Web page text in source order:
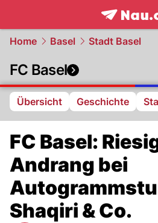
frontpage.
Home Basel Stadt Basel
FC Basel
Übersicht Geschichte
FC Basel:
Andrang bei
Shaqiri & Co.